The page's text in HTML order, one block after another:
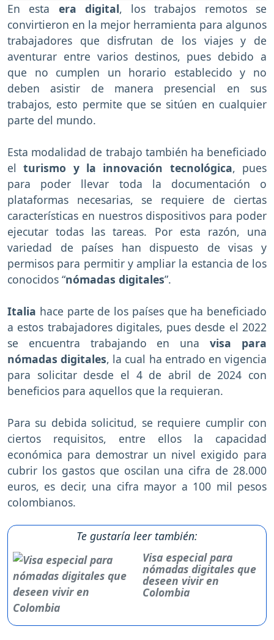
En esta era digital, los trabajos remotos se
convirtieron en la mejor herramienta para algunos
trabajadores que disfrutan de los viajes y de
aventurar entre varios destinos, pues debido a
que no cumplen un horario establecido y no
deben asistir de manera presencial en sus
trabajos, esto permite que se sitúen en cualquier
parte del mundo.
Esta modalidad de trabajo también ha beneficiado
elturismo y la innovación tecnológica, pues
para poder llevar toda la documentación o
plataformas necesarias, se requiere de ciertas
características en nuestros dispositivos para poder
ejecutar todas las tareas. Por esta razón, una
variedad de países han dispuesto de visas y
permisos para permitir y ampliar la estancia de los
conocidos “nómadas digitales”.
Italia hace parte de los países que ha beneficiado
a estos trabajadores digitales, pues desde el 2022
se encuentra trabajando en unavisa para
nómadas digitales, la cual ha entrado en vigencia
para solicitar desde el 4 de abril de 2024 con
beneficios para aquellos que la requieran.
Para su debida solicitud, se requiere cumplir con
ciertos requisitos, entre ellos la capacidad
económica para demostrar un nivel exigido para
cubrir los gastos que oscilan una cifra de 28.000
euros, es decir, una cifra mayor a 100 mil pesos
colombianos.
Te gustaría leer también:
Visa especial para
nómadas digitales que
deseen vivir en
Colombia